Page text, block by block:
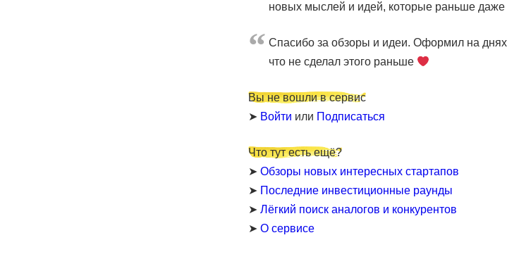
новых мыслей и идей, которые раньше даже
Cпасибо за обзоры и идеи. Оформил на
что не сделал этого раньше
Вы не вошли в сервис
➤ Войти или Подписаться
Что тут есть ещё?
➤ Обзоры новых интересных стартапов
➤ Последние инвестиционные раунды
➤ Лёгкий поиск аналогов и конкурентов
➤ О сервисе